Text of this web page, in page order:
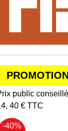
public
40 € TTC
-40%